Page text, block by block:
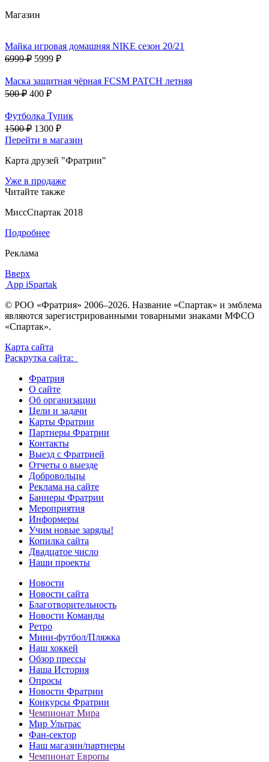
Магазин
Майка игровая домашняя NIKE сезон 20/21
6999 ₽ 5999 ₽
Маска защитная чёрная FCSM PATCH летняя
500 ₽ 400 ₽
Футболка Тупик
1500 ₽ 1300 ₽
Перейти в магазин
Карта друзей "Фратрии"
Уже в продаже
Читайте также
МиссСпартак 2018
Подробнее
Реклама
Вверх
App iSpartak
© РОО «Фратрия» 2006–2026. Название «Спартак» и эмблема
являются зарегистрированными товарными знаками МФСО
«Спартак».
Карта сайта
Раскрутка сайта:
Фратрия
О сайте
Об организации
Цели и задачи
Карты Фратрии
Партнеры Фратрии
Контакты
Выезд с Фратрией
Отчеты о выезде
Добровольцы
Реклама на сайте
Баннеры Фратрии
Мероприятия
Информеры
Учим новые заряды!
Копилка сайта
Двадцатое число
Наши проекты
Новости
Новости сайта
Благотворительность
Новости Команды
Ретро
Мини-футбол/Пляжка
Наш хоккей
Обзор прессы
Наша История
Опросы
Новости Фратрии
Конкурсы Фратрии
Чемпионат Мира
Мир Ультрас
Фан-cектор
Наш магазин/партнеры
Чемпионат Европы